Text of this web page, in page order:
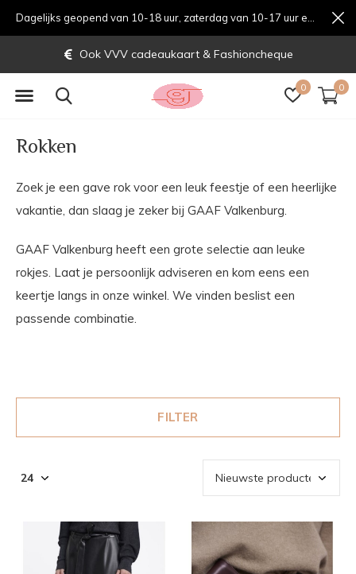
0 0
Ook VVV cadeaukaart & Fashioncheque
Rokken
Zoek je een gave rok voor een leuk feestje of een heerlijke
vakantie, dan slaag je zeker bij GAAF Valkenburg.
GAAF Valkenburg heeft een grote selectie aan leuke
rokjes. Laat je persoonlijk adviseren en kom eens een
keertje langs in onze winkel. We vinden beslist een
passende combinatie.
FILTER